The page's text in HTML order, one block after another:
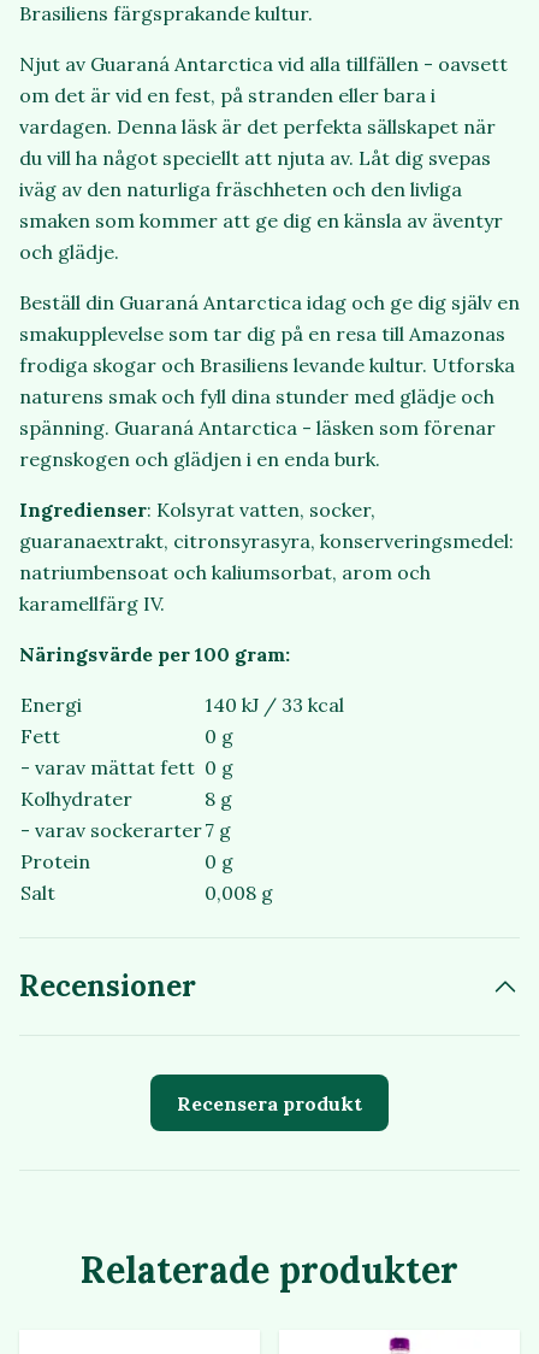
Brasiliens färgsprakande kultur.
Njut av Guaraná Antarctica vid alla tillfällen - oavsett
om det är vid en fest, på stranden eller bara i
vardagen. Denna läsk är det perfekta sällskapet när
du vill ha något speciellt att njuta av. Låt dig svepas
iväg av den naturliga fräschheten och den livliga
smaken som kommer att ge dig en känsla av äventyr
och glädje.
Beställ din Guaraná Antarctica idag och ge dig själv en
smakupplevelse som tar dig på en resa till Amazonas
frodiga skogar och Brasiliens levande kultur. Utforska
naturens smak och fyll dina stunder med glädje och
spänning. Guaraná Antarctica - läsken som förenar
regnskogen och glädjen i en enda burk.
Ingredienser: Kolsyrat vatten, socker,
guaranaextrakt, citronsyrasyra, konserveringsmedel:
natriumbensoat och kaliumsorbat, arom och
karamellfärg IV.
Näringsvärde per 100 gram:
Energi
140 kJ / 33 kcal
Fett
0 g
- varav mättat fett 0 g
Kolhydrater
8 g
- varav sockerarter7 g
Protein
0 g
Salt
0,008 g
Recensioner
Recensera produkt
Relaterade produkter